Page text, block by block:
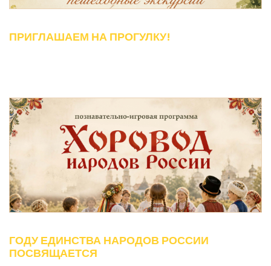
ПРИГЛАШАЕМ НА ПРОГУЛКУ!
ГОДУ ЕДИНСТВА НАРОДОВ РОССИИ
ПОСВЯЩАЕТСЯ